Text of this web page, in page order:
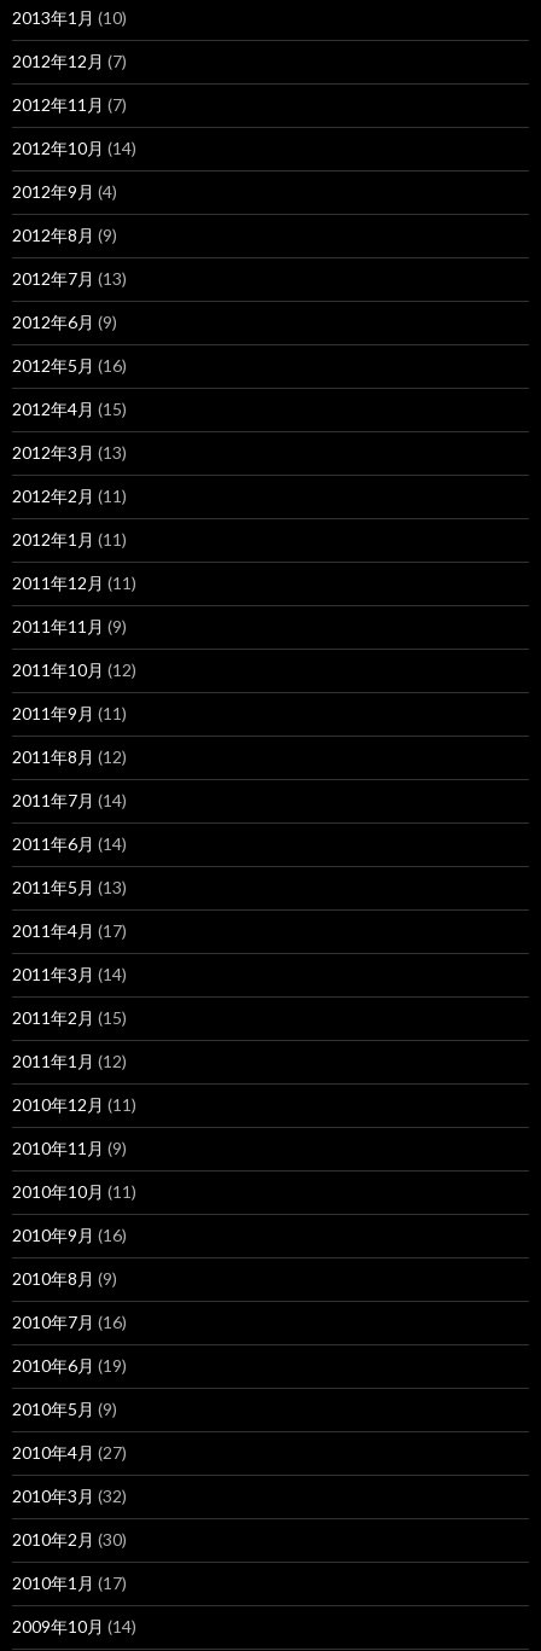
2013年1月 (10)
2012年12月 (7)
2012年11月 (7)
2012年10月 (14)
2012年9月 (4)
2012年8月 (9)
2012年7月 (13)
2012年6月 (9)
2012年5月 (16)
2012年4月 (15)
2012年3月 (13)
2012年2月 (11)
2012年1月 (11)
2011年12月 (11)
2011年11月 (9)
2011年10月 (12)
2011年9月 (11)
2011年8月 (12)
2011年7月 (14)
2011年6月 (14)
2011年5月 (13)
2011年4月 (17)
2011年3月 (14)
2011年2月 (15)
2011年1月 (12)
2010年12月 (11)
2010年11月 (9)
2010年10月 (11)
2010年9月 (16)
2010年8月 (9)
2010年7月 (16)
2010年6月 (19)
2010年5月 (9)
2010年4月 (27)
2010年3月 (32)
2010年2月 (30)
2010年1月 (17)
2009年10月 (14)